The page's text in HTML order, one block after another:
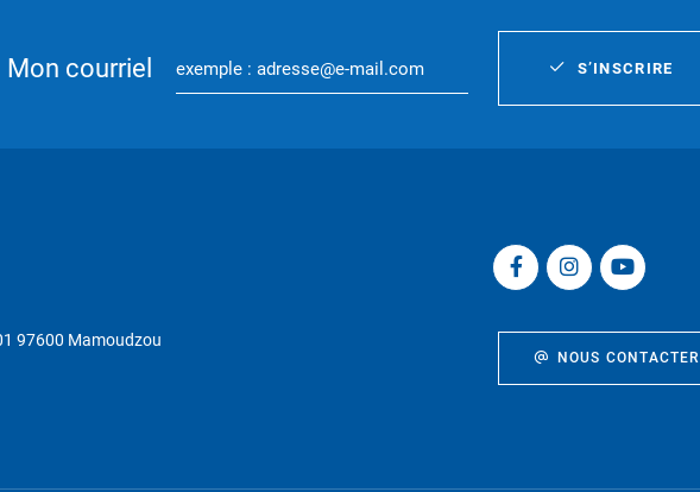
Mon courriel S’INSCRIRE
97600 Mamoudzou
NOUS CONTACTER